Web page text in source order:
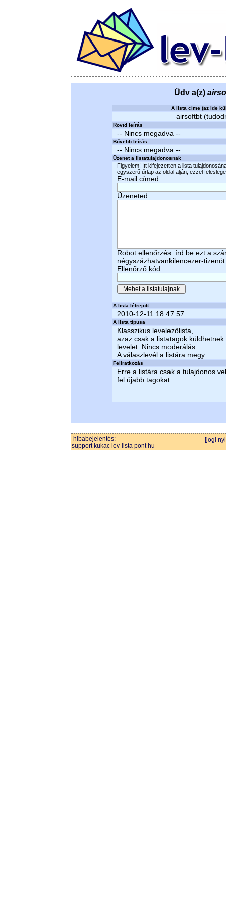
Üdv a(z)
A lista címe (az ide
airsoftbt
Rövid leírás
-- Nincs megadva --
Bővebb leírás
-- Nincs megadva --
Üzenet a listatulajdonosnak
Figyelem! Itt kifejezetten a lista
egyszerű űrlap az oldal alján, ezzel
E-mail címed:
Üzeneted:
Robot ellenőrzés: írd be ezt a
négyszázhatvankilencezer-tizenöt
Ellenőrző kód:
A lista létrejött
2010-12-11 18:47:57
A lista típusa
Klasszikus levelezőlista,
azaz csak a listatagok küldhetnek
levelet. Nincs moderálás.
A válaszlevél a listára megy.
Feliratkozás
Erre a listára csak a tulajdonos
fel újabb tagokat.
hibabejelentés:
support kukac lev-lista pont hu
[jogi